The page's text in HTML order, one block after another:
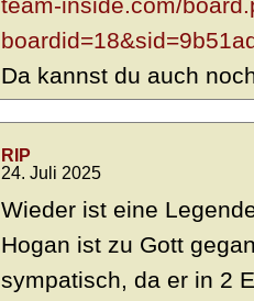
team-inside.com/
Da kannst du auch
RIP
24. Juli 2025
Wieder ist eine
Hogan ist zu Gott
sympatisch, da er in 2